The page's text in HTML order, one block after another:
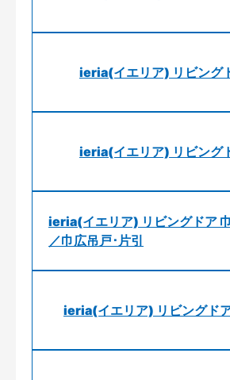
ieria(イエリア) リビング
ieria(イエリア) リビング
ieria(イエリア) リビングドア
／巾広吊戸･片引
ieria(イエリア) リビングド